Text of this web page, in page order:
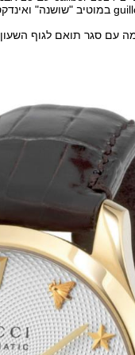
עם סגר תואם לגוף השעון